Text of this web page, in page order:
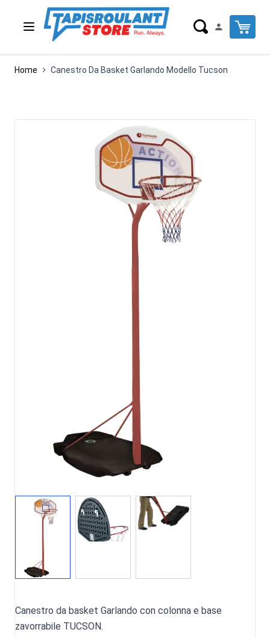
Salta al contenuto
Cart
Home Canestro Da Basket Garlando Modello Tucson
Canestro da basket Garlando con colonna e base
zavorrabile TUCSON.